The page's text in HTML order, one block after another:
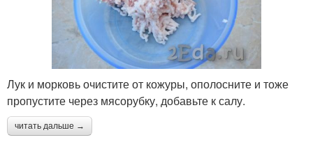
Лук и морковь очистите от кожуры, ополосните и тоже
пропустите через мясорубку, добавьте к салу.
читать дальше →